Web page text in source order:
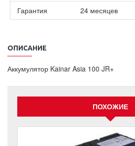
Гарантия
24 месяцев
ОПИСАНИЕ
Аккумулятор Kainar Asia 100 JR+
ПОХОЖИЕ